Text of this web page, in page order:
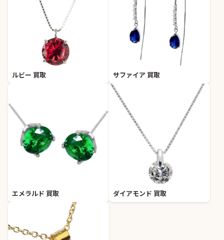
ルビー 買取 サファイア 買取
エメラルド 買取 ダイアモンド 買取